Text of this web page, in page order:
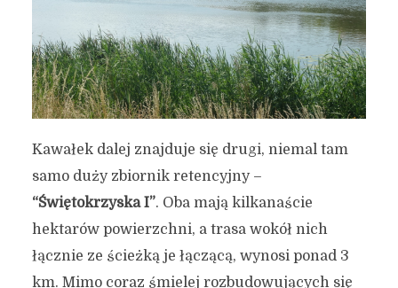
Kawałek dalej znajduje się drugi, niemal tam
samo duży zbiornik retencyjny –
“Świętokrzyska I”. Oba mają kilkanaście
hektarów powierzchni, a trasa wokół nich
łącznie ze ścieżką je łączącą, wynosi ponad 3
km. Mimo coraz śmielej rozbudowujących się